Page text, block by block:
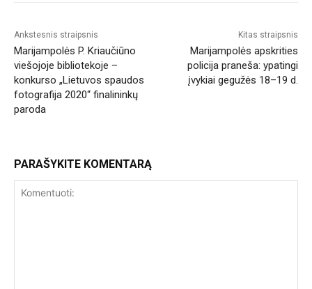
Ankstesnis straipsnis
Marijampolės P. Kriaučiūno
viešojoje bibliotekoje –
konkurso „Lietuvos spaudos
fotografija 2020“ finalininkų
paroda
Kitas straipsnis
Marijampolės apskrities
policija praneša: ypatingi
įvykiai gegužės 18–19 d.
PARAŠYKITE KOMENTARĄ